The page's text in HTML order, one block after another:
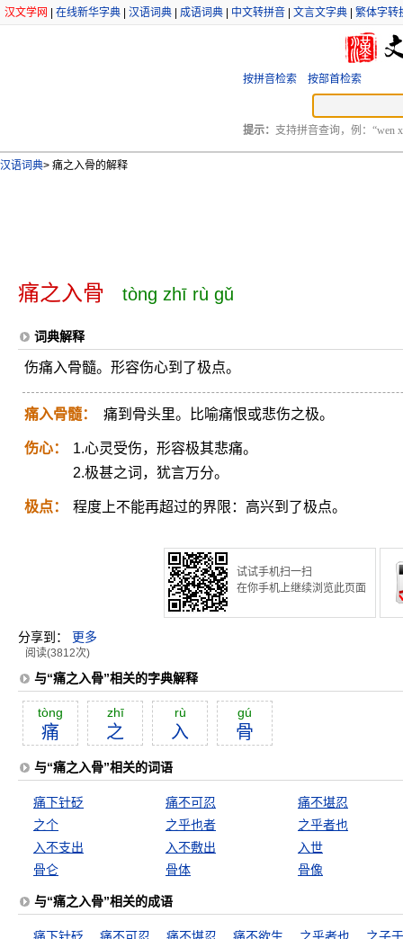
汉文学网 在线新华字典 汉语词典 成语词典 中文转拼音 文言文字典 繁体字转
按拼音检索 按部首检索
提示： 支持拼音查询，例：“wen
汉语词典> 痛之入骨的解释
痛之入骨 tòng zhī rù gǔ
词典解释
伤痛入骨髓。形容伤心到了极点。
痛入骨髓： 痛到骨头里。比喻痛恨或悲伤之极。
伤心：
1.心灵受伤，形容极其悲痛。
2.极甚之词，犹言万分。
极点： 程度上不能再超过的界限：高兴到了极点。
试试手机扫一扫
在你手机上继续浏览此页面
分享到： 更多
阅读(3812次)
与“痛之入骨”相关的字典解释
tòng
痛
zhī
之
rù
入
gú
骨
与“痛之入骨”相关的词语
痛下针砭 痛不可忍
痛不堪忍
之个
之乎也者
之乎者也
入不支出
入不敷出
入世
骨仑
骨体 骨像
与“痛之入骨”相关的成语